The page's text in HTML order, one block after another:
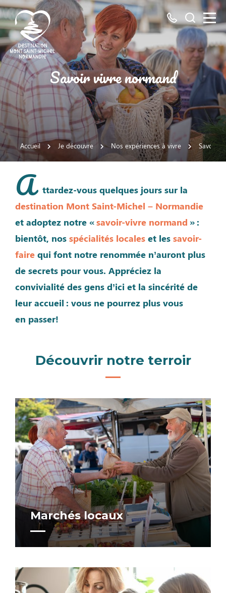
Destination
Mont
Saint-
Michel
Normandie
Tous
les
numéros
ici
Je
Savoir vivre normand
Accueil Je découvre Nos expériences à vivre Savoir
A ttardez-vous quelques jours sur la
destination Mont Saint-Michel – Normandie
et adoptez notre «savoir-vivre normand » :
bientôt, nos spécialités locales et les savoir-
faire qui font notre renommée n’auront plus
de secrets pour vous. Appréciez la
convivialité des gens d’ici et la sincérité de
leur accueil : vous ne pourrez plus vous
en passer!
Découvrir notre terroir
Marchés locaux